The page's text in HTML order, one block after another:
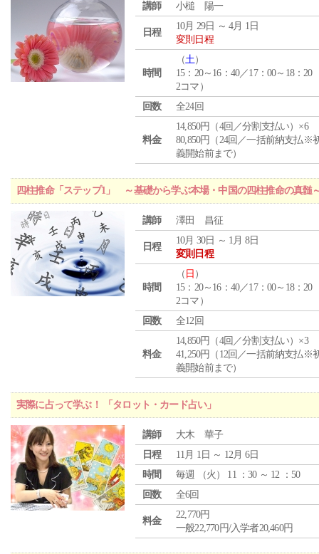
講師 小槌 陽一
日程
10月 29日 ～ 4月 1日
変則日程
時間
（土）
15：20～16：40／17：00～18：20
2コマ）
回数
全24回
料金
14,850円（4回／分割支払い）×6
80,850円（24回／一括前納支払※
義開始前まで）
四柱推命「ステップ1」 ～基礎から学ぶ本場・中国の四柱推命の真髄
講師 澤田 昌征
日程
10月 30日 ～ 1月 8日
変則日程
時間
（ 日 ）
15：20～16：40／17：00～18：20
2コマ）
回数
全12回
料金
14,850円（4回／分割支払い）×3
41,250円（12回／一括前納支払※
義開始前まで）
実際に占って学ぶ！ 「タロット・カード占い」
講師
大木 華子
日程
11月 1日 ～ 12月 6日
時間
毎週 （火 ） 11 ：30 ～ 12 ：50
回数
全6回
料金
22,770円
一般22,770円/入学者20,460円